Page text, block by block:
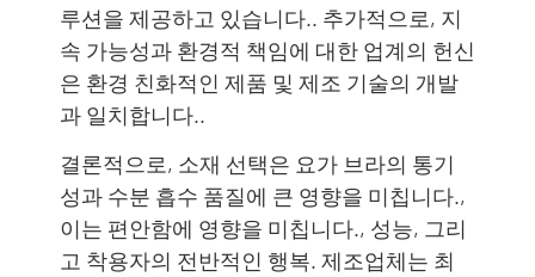
루션을 제공하고 있습니다.. 추가적으로, 지
속 가능성과 환경적 책임에 대한 업계의 헌신
은 환경 친화적인 제품 및 제조 기술의 개발
과 일치합니다..
결론적으로, 소재 선택은 요가 브라의 통기
성과 수분 흡수 품질에 큰 영향을 미칩니다.,
이는 편안함에 영향을 미칩니다., 성능, 그리
고 착용자의 전반적인 행복. 제조업체는 최